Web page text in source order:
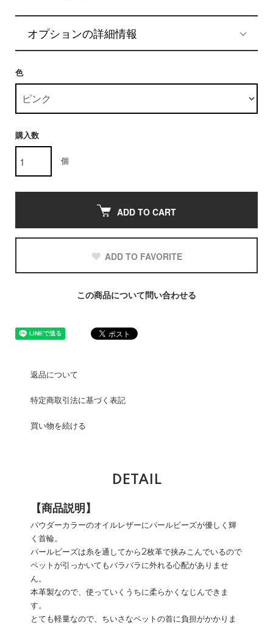
オプションの詳細情報
色
購入数
個
ADD TO CART
ADD TO FAVORITE
この商品について問い合わせる
返品について
特定商取引法に基づく表記
買い物を続ける
DETAIL
【商品説明】
パウダーカラーのオイルレザーにパールビーズが優しく輝
く首輪。
パールビーズは糸を通してから2枚革で挟みこんでいるので
ペットが引っかいてもバラバラに外れる心配がありませ
ん。
本革製なので、使っていくうちに柔らかくなじんできま
す。
とても軽量なので、ちいさなペットの首に負担がかかりま